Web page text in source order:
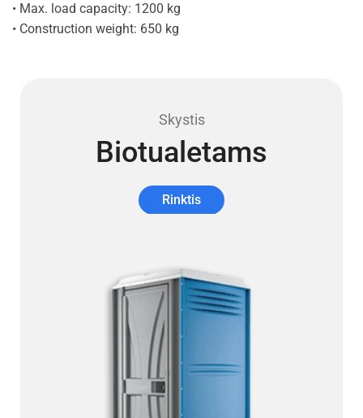
• Max. load capacity: 1200 kg
• Construction weight: 650 kg
Skystis
Biotualetams
Rinktis